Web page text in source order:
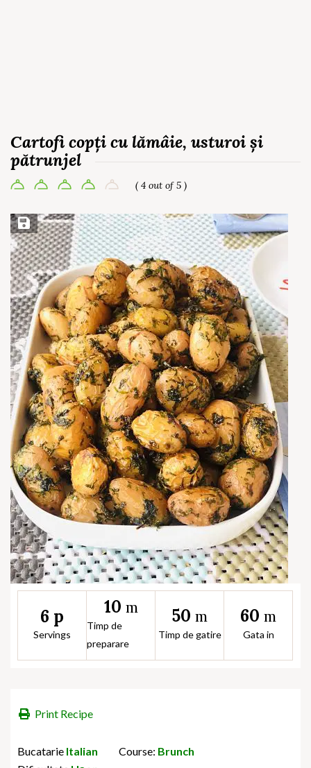
Cartofi copți cu lămâie, usturoi și
pătrunjel
( 4 out of 5 )
Save Recipe
6 p
Servings
10 m
Timp de
preparare
50 m
Timp de gatire
60 m
Gata in
Print Recipe
Bucatarie Italian Course: Brunch